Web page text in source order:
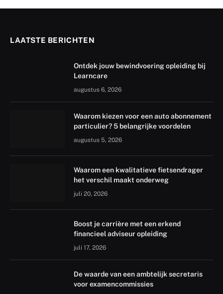
LAATSTE BERICHTEN
Ontdek jouw bewindvoering opleiding bij
Learncare
augustus 6, 2026
Waarom kiezen voor een auto abonnement
particulier? 5 belangrijke voordelen
augustus 5, 2026
Waarom een kwalitatieve fietsendrager
het verschil maakt onderweg
juli 20, 2026
Boost je carrière met een erkend
financieel adviseur opleiding
juli 17, 2026
De waarde van een ambtelijk secretaris
voor examencommissies